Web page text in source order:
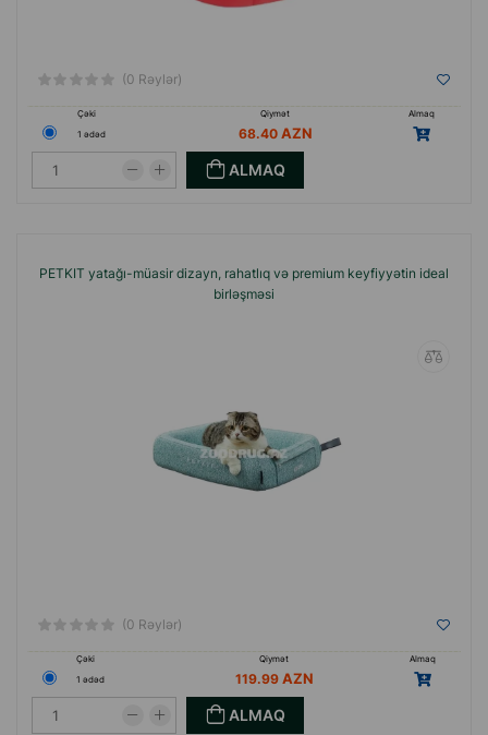
(0 Rəylər)
Çəki Qiymət
Almaq
1 ədəd
68.40
ALMAQ
PETKIT yatağı-müasir dizayn, rahatlıq və premium keyfiyyətin ideal
birləşməsi
(0 Rəylər)
Çəki Qiymət
Almaq
1 ədəd
119.99
ALMAQ